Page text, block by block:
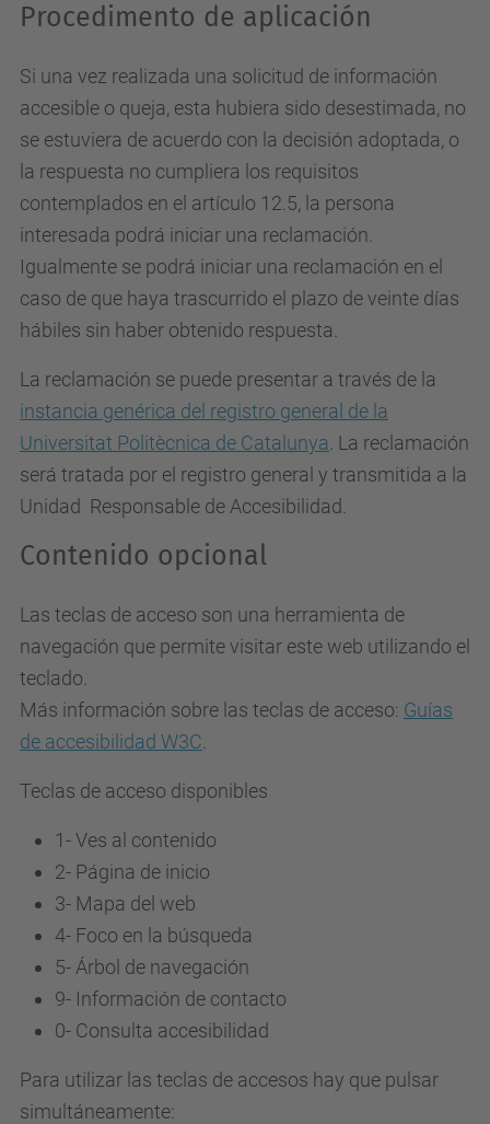
Procedimento de aplicación
Si una vez realizada una solicitud de información
accesible o queja, esta hubiera sido desestimada, no
se estuviera de acuerdo con la decisión adoptada, o
la respuesta no cumpliera los requisitos
contemplados en el artículo 12.5, la persona
interesada podrá iniciar una reclamación.
Igualmente se podrá iniciar una reclamación en el
caso de que haya trascurrido el plazo de veinte días
hábiles sin haber obtenido respuesta.
La reclamación se puede presentar a través de la
instancia genérica del registro general de la
Universitat Politècnica de Catalunya . La reclamación
será tratada por el registro general y transmitida a la
Unidad Responsable de Accesibilidad.
Contenido opcional
Las teclas de acceso son una herramienta de
navegación que permite visitar este web utilizando el
teclado.
Más información sobre las teclas de acceso: Guías
de accesibilidad W3C
Teclas de acceso disponibles
1- Ves al contenido
2- Página de inicio
3- Mapa del web
4- Foco en la búsqueda
5- Árbol de navegación
9- Información de contacto
0- Consulta accesibilidad
Para utilizar las teclas de accesos hay que pulsar
simultáneamente: